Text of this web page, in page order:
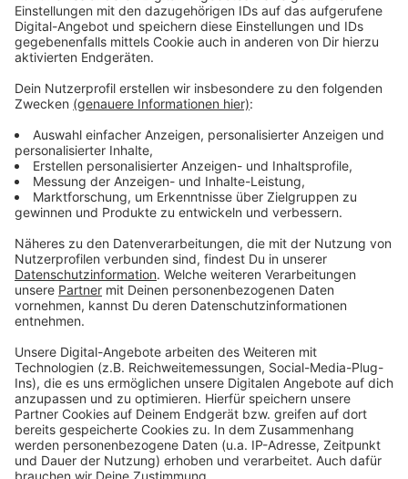
Kommentar veröffentlicht, hat die Chance, 1x 2
Tickets für das Lemo-Konzert in Grieskirchen am
03.12.2019, 20.00 Uhr, im Veranstaltungszentrum
Manglburg zu gewinnen.
5.) Für das oben genannte Gewinnspiel verwendet
die Life Radio GmbH & Co.KG die offizielle Life Radio
Facebook-Seite
www.facebook.com/liferadio
6.) Mitarbeiter der Life Radio GmbH & Co.KG sowie
deren Angehörige sind von der Teilnahme
ausgeschlossen.
7.) Life Radio GmbH & Co.KG ist bemüht, stets
technisch einwandfrei zu senden und im Programm
korrekte Aussagen zu machen. Jedoch begründen
allfällige technische Fehler, bzw. Probleme oder
versehentlich falsche Aussagen der Mitarbeiter von
Life Radio keinerlei Haftung der Life Radio GmbH &
Co.KG, insbesondere aber keinen Anspruch des